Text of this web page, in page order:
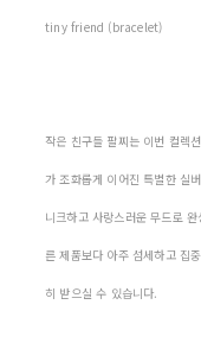
tiny friend (bracelet)
작은 친구들 팔찌는 이번 컬렉
가 조화롭게 이어진 특별한 실
니크하고 사랑스러운 무드로
른 제품보다 아주 섬세하고 집
히 받으실 수 있습니다.